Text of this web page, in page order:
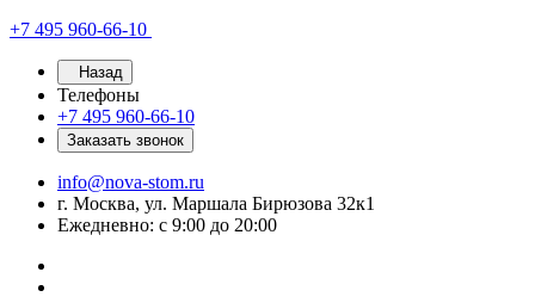
+7 495 960-66-10
Назад
Телефоны
+7 495 960-66-10
Заказать звонок
info@nova-stom.ru
г. Москва, ул. Маршала Бирюзова 32к1
Ежедневно: с 9:00 до 20:00